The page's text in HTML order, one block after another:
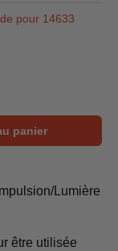
pour 14633
panier
Lumière
être utilisée